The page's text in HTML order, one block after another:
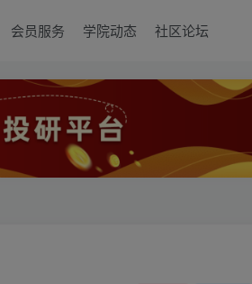
会员服务 学院动态 社区论坛